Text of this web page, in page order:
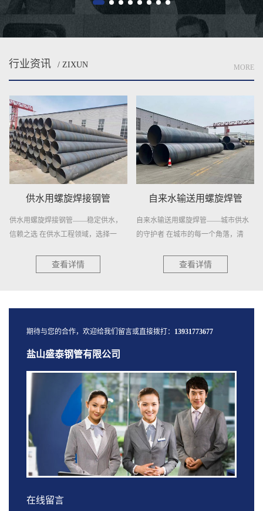
行业资讯 / ZIXUN MORE
供水用螺旋焊接钢管
供水用螺旋焊接钢管——稳定供水，
信赖之选 在供水工程领域，选择一
查看详情
自来水输送用螺旋焊管
自来水输送用螺旋焊管——城市供水
的守护者 在城市的每一个角落，清
查看详情
期待与您的合作，欢迎给我们留言或直接拨打： 13931773677
盐山盛泰钢管有限公司
在线留言